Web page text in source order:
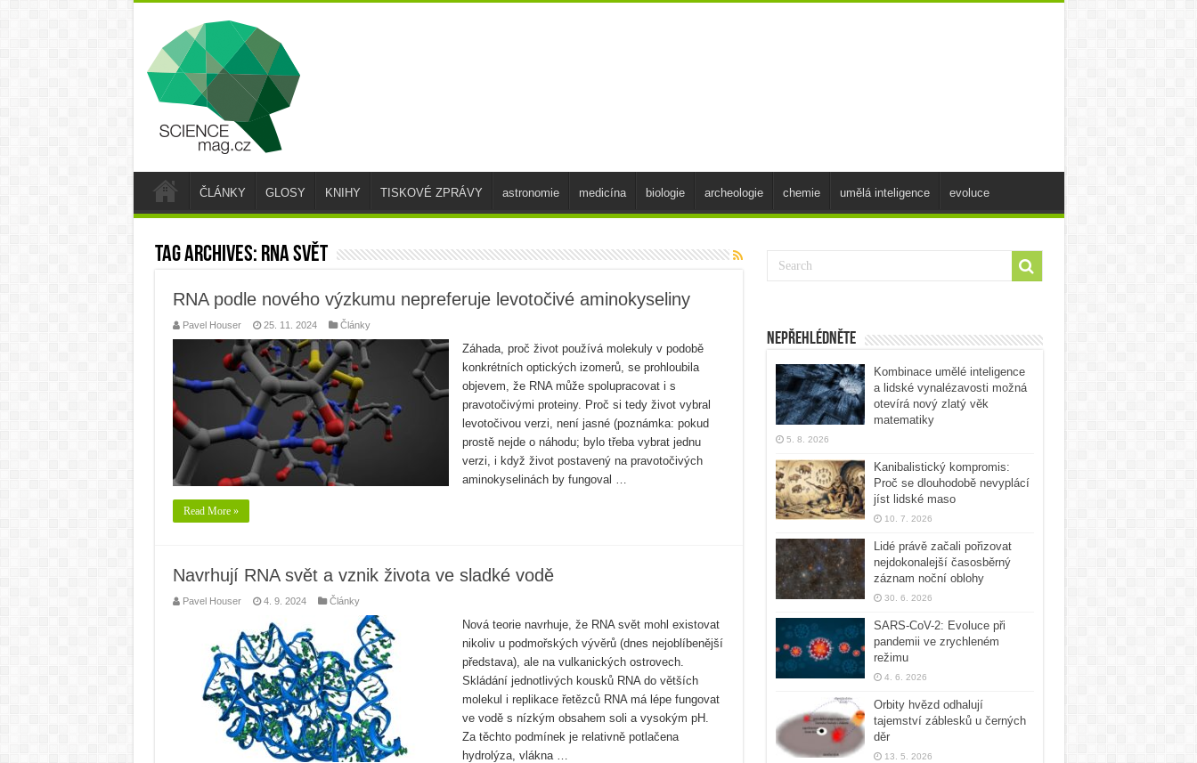
ČLÁNKY GLOSY KNIHY TISKOVÉ ZPRÁVY astronomie medicína biologie archeologie chemie umělá inteligence evoluce
Tag Archives: rna svět
RNA podle nového výzkumu nepreferuje levotočivé aminokyseliny
Pavel Houser 25. 11. 2024 Články
Záhada, proč život používá molekuly v podobě
konkrétních optických izomerů, se prohloubila
objevem, že RNA může spolupracovat i s
pravotočivými proteiny. Proč si tedy život vybral
levotočivou verzi, není jasné (poznámka: pokud
prostě nejde o náhodu; bylo třeba vybrat jednu
verzi, i když život postavený na pravotočivých
aminokyselinách by fungoval …
Read More »
Navrhují RNA svět a vznik života ve sladké vodě
Pavel Houser 4. 9. 2024 Články
Nová teorie navrhuje, že RNA svět mohl existovat
nikoliv u podmořských vývěrů (dnes nejoblíbenější
představa), ale na vulkanických ostrovech.
Skládání jednotlivých kousků RNA do větších
molekul i replikace řetězců RNA má lépe fungovat
ve vodě s nízkým obsahem soli a vysokým pH.
Za těchto podmínek je relativně potlačena
hydrolýza, vlákna …
Nepřehlédněte
Kombinace umělé inteligence
a lidské vynalézavosti možná
otevírá nový zlatý věk
matematiky
5. 8. 2026
Kanibalistický kompromis:
Proč se dlouhodobě nevyplácí
jíst lidské maso
10. 7. 2026
Lidé právě začali pořizovat
nejdokonalejší časosběrný
záznam noční oblohy
30. 6. 2026
SARS-CoV-2: Evoluce při
pandemii ve zrychleném
režimu
4. 6. 2026
Orbity hvězd odhalují
tajemství záblesků u černých
děr
13. 5. 2026